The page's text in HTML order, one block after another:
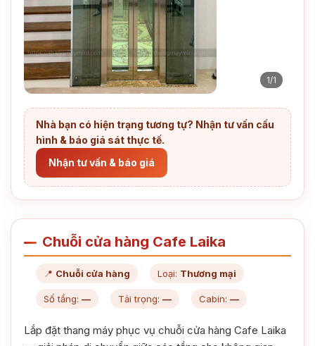
1/1
Nhà bạn có hiện trạng tương tự? Nhận tư vấn cấu
hình & báo giá sát thực tế.
Nhận tư vấn & báo giá
Chuỗi cửa hàng Cafe Laika
📍 Chuỗi cửa hàng Loại: Thương mại
Số tầng: — Tải trọng: — Cabin: —
Lắp đặt thang máy phục vụ chuỗi cửa hàng Cafe Laika